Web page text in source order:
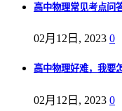
高中物理常见考点问
02月12日, 2023 0
高中物理好难，我要
02月12日, 2023 0